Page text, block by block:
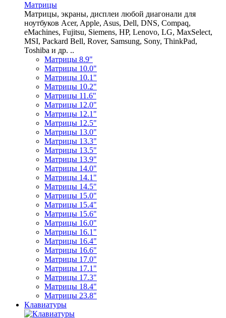
Матрицы
Матрицы, экраны, дисплеи любой диагонали для
ноутбуков Acer, Apple, Asus, Dell, DNS, Compaq,
eMachines, Fujitsu, Siemens, HP, Lenovo, LG, MaxSelect,
MSI, Packard Bell, Rover, Samsung, Sony, ThinkPad,
Toshiba и др. ..
Матрицы 8.9"
Матрицы 10.0"
Матрицы 10.1"
Матрицы 10.2"
Матрицы 11.6"
Матрицы 12.0"
Матрицы 12.1"
Матрицы 12.5"
Матрицы 13.0"
Матрицы 13.3"
Матрицы 13.5"
Матрицы 13.9"
Матрицы 14.0"
Матрицы 14.1"
Матрицы 14.5"
Матрицы 15.0"
Матрицы 15.4"
Матрицы 15.6"
Матрицы 16.0"
Матрицы 16.1"
Матрицы 16.4"
Матрицы 16.6"
Матрицы 17.0"
Матрицы 17.1"
Матрицы 17.3"
Матрицы 18.4"
Матрицы 23.8"
Клавиатуры